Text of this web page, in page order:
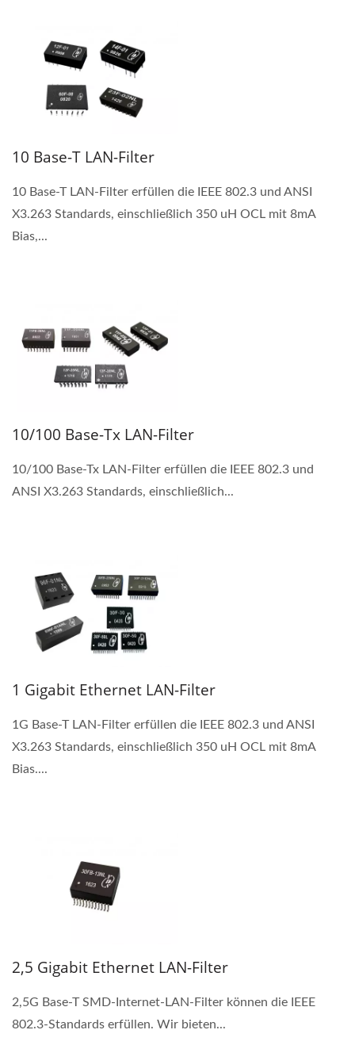
10 Base-T LAN-Filter
10 Base-T LAN-Filter erfüllen die IEEE 802.3 und ANSI
X3.263 Standards, einschließlich 350 uH OCL mit 8mA
Bias,...
10/100 Base-Tx LAN-Filter
10/100 Base-Tx LAN-Filter erfüllen die IEEE 802.3 und
ANSI X3.263 Standards, einschließlich...
1 Gigabit Ethernet LAN-Filter
1G Base-T LAN-Filter erfüllen die IEEE 802.3 und ANSI
X3.263 Standards, einschließlich 350 uH OCL mit 8mA
Bias....
2,5 Gigabit Ethernet LAN-Filter
2,5G Base-T SMD-Internet-LAN-Filter können die IEEE
802.3-Standards erfüllen. Wir bieten...